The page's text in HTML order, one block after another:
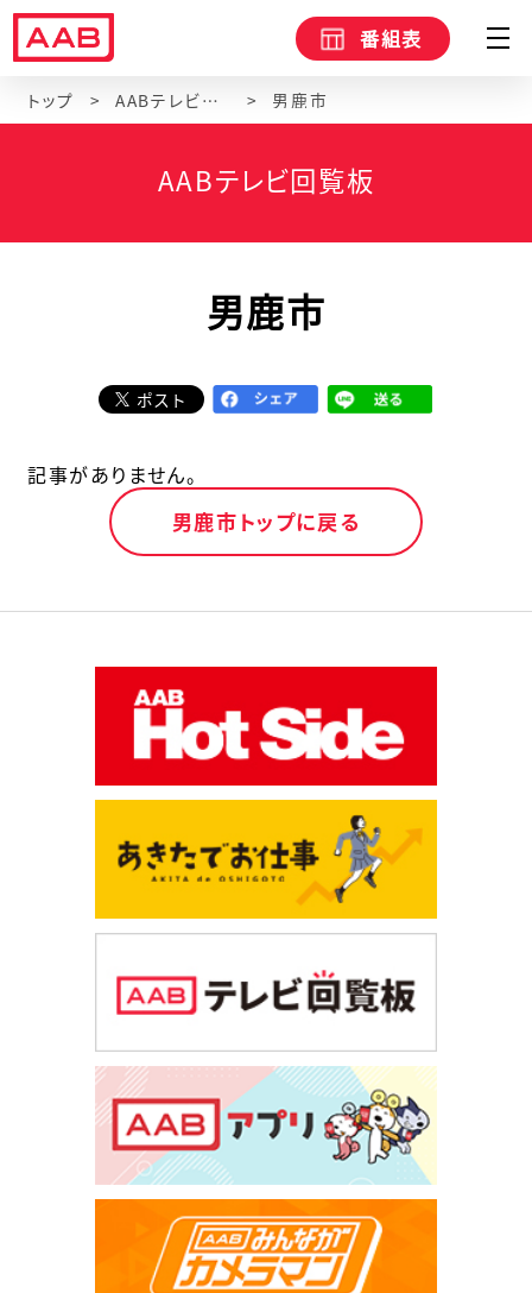
番組表
トップ AABテレビ回覧板 男鹿市
AABテレビ回覧板
男鹿市
ポスト
記事がありません。
男鹿市トップに戻る